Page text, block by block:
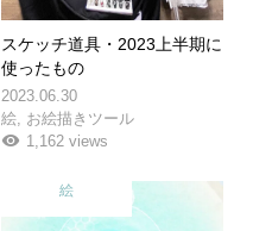
スケッチ道具・2023上半期に
使ったもの
2023.06.30
絵 お絵描きツール
1,162 views
絵